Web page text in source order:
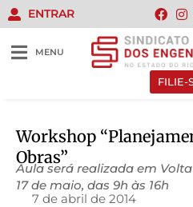
ENTRAR
MENU
FILIE-
Workshop
Obras”
Aula será realizada em
17 de maio, das 9h às 16h
7 de abril de 2014